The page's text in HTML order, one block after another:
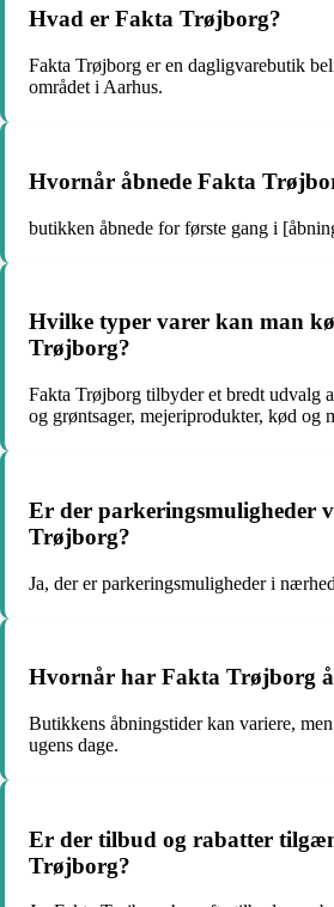
Hvad er Fakta Trøjborg?
Fakta Trøjborg er en dagligvarebutik
området i Aarhus.
Hvornår åbnede Fakta
butikken åbnede for første gang i
Hvilke typer varer kan man
Trøjborg?
Fakta Trøjborg tilbyder et bredt udvalg
og grøntsager, mejeriprodukter, kød og
Er der parkeringsmuligheder
Trøjborg?
Ja, der er parkeringsmuligheder i
Hvornår har Fakta Trøjborg
Butikkens åbningstider kan variere,
ugens dage.
Er der tilbud og rabatter
Trøjborg?